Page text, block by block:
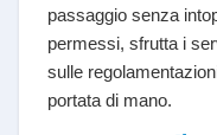
passaggio senza
permessi, sfrutta i
sulle
portata di mano.